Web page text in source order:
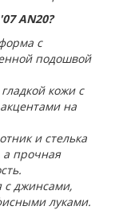
AN20?
с
подошвой
кожи с
на
и стелька
а прочная
с джинсами,
луками.